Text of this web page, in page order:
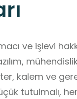
ve işlevi
kalem ve
tutulmalı,